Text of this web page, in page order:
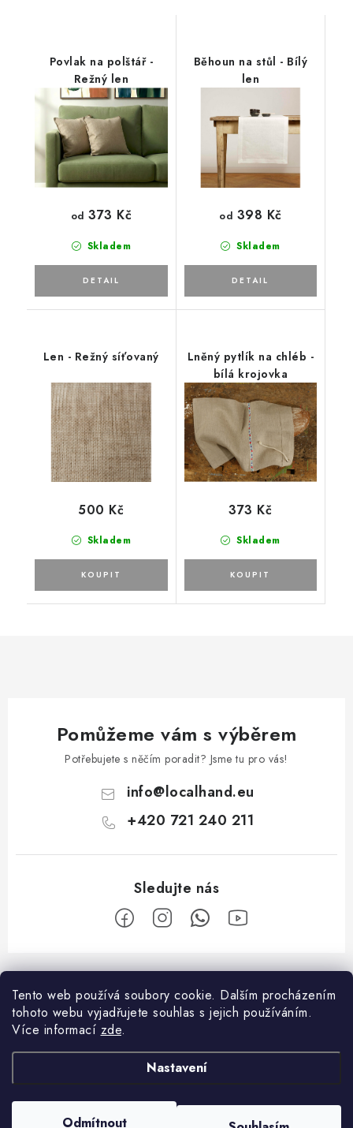
Tento web používá soubory cookie. Dalším procházením
tohoto webu vyjadřujete souhlas s jejich používáním.
Více informací zde.
Nastavení
Odmítnout
Povlak na polštář -
Režný len
Skladem
od 373 Kč
Běhoun na stůl - Bílý
len
Skladem
od 398 Kč
Len - Režný síťovaný
Skladem
500 Kč
Lněný pytlík na chléb -
bílá krojovka
Skladem
373 Kč
Pomůžeme vám s výběrem
Potřebujete s něčím poradit? Jsme tu pro vás!
info@localhand.eu
+420 721 240 211
Z
á
Facebook
O nákupu
Reklamační řád
O společnosti